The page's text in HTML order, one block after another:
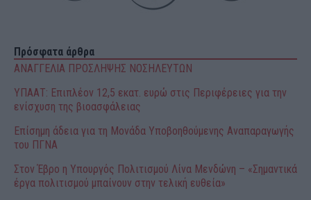
Πρόσφατα άρθρα
ΑΝΑΓΓΕΛΙΑ ΠΡΟΣΛΗΨΗΣ ΝΟΣΗΛΕΥΤΩΝ
ΥΠΑΑΤ: Επιπλέον 12,5 εκατ. ευρώ στις Περιφέρειες για την
ενίσχυση της βιοασφάλειας
Επίσημη άδεια για τη Μονάδα Υποβοηθούμενης Αναπαραγωγής
του ΠΓΝΑ
Στον Έβρο η Υπουργός Πολιτισμού Λίνα Μενδώνη – «Σημαντικά
έργα πολιτισμού μπαίνουν στην τελική ευθεία»